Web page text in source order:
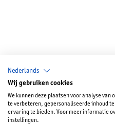
Nederlands
Wij gebruiken cookies
We kunnen deze plaatsen voor analyse
te verbeteren, gepersonaliseerde inhoud
ervaring te bieden. Voor meer informatie
instellingen.